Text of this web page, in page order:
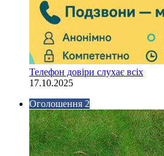
Телефон довіри слухає всіх
17.10.2025
Оголошення 2